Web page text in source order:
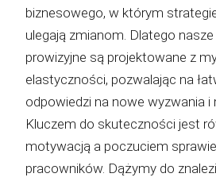
biznesowego, w którym
ulegają zmianom. Dlatego
prowizyjne są projektowane z
elastyczności, pozwalając na
odpowiedzi na nowe wyzwania i
Kluczem do skuteczności jest
motywacją a poczuciem
pracowników. Dążymy do